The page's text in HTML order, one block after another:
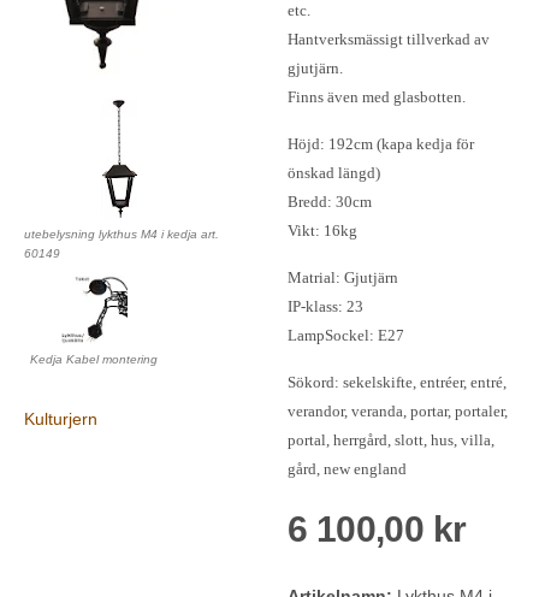
utebelysning lykthus M4 i kedja art.
60149
Kedja Kabel montering
Kulturjern
etc.
Hantverksmässigt tillverkad av
gjutjärn.
Finns även med glasbotten.
Höjd: 192cm (kapa kedja för
önskad längd)
Bredd: 30cm
Vikt: 16kg
Matrial: Gjutjärn
IP-klass: 23
LampSockel: E27
Sökord: sekelskifte, entréer, entré,
verandor, veranda, portar, portaler,
portal, herrgård, slott, hus, villa,
gård, new england
6 100,00 kr